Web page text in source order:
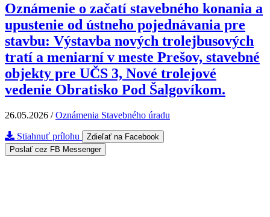
Oznámenie o začatí stavebného konania a
upustenie od ústneho pojednávania pre
stavbu: Výstavba nových trolejbusových
tratí a meniarní v meste Prešov, stavebné
objekty pre UČS 3, Nové trolejové
vedenie Obratisko Pod Šalgovíkom.
26.05.2026 /Oznámenia Stavebného úradu
Stiahnuť prílohu
Zdieľať na Facebook
Poslať cez FB Messenger